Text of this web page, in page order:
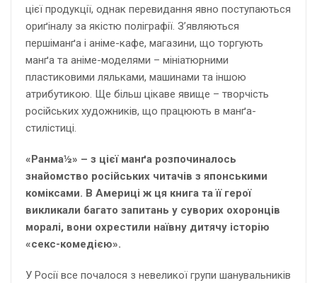
цієї продукції, однак перевидання явно поступаються
ориґіналу за якістю поліграфії. З’являються
першіманґа і аніме-кафе, магазини, що торгують
манґа та аніме-моделями – мініатюрними
пластиковими ляльками, машинами та іншою
атрибутикою. Ще більш цікаве явище – творчість
російських художників, що працюють в манґа-
стилістиці.
«Ранма½» – з цієї манґа розпочиналось
знайомство російських читачів з японськими
коміксами. В Америці ж ця книга та її герої
викликали багато запитань у суворих охоронців
моралі, вони охрестили наївну дитячу історію
«секс-комедією».
У Росії все почалося з невеликої групи шанувальників